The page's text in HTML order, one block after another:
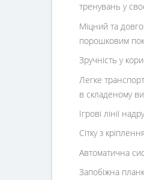
тренувань у
Міцний та
порошковим
Зручність у
Легке
в складеному
Ігрові лінії
Сітку з
Автоматична
Запобіжна